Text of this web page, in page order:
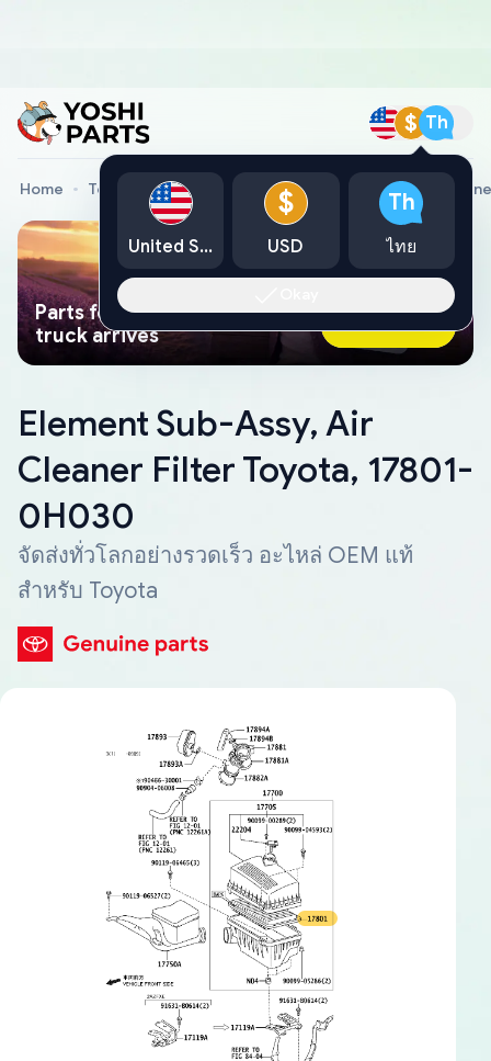
$ Th
Home Toyota Genuine Parts Element Sub-Assy, Air
Parts found faster than a tow
truck arrives
Ask AI Now
Element Sub-Assy, Air
Cleaner Filter Toyota, 17801-
0H030
จัดส่งทั่วโลกอย่างรวดเร็ว อะไหล่ OEM แท้
สำหรับ Toyota
United States
$
USD
Th
ไทย